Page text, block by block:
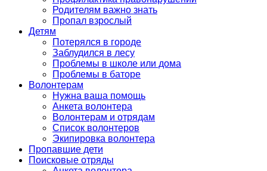
Родителям важно знать
Пропал взрослый
Детям
Потерялся в городе
Заблудился в лесу
Проблемы в школе или дома
Проблемы в баторе
Волонтерам
Нужна ваша помощь
Анкета волонтера
Волонтерам и отрядам
Список волонтеров
Экипировка волонтера
Пропавшие дети
Поисковые отряды